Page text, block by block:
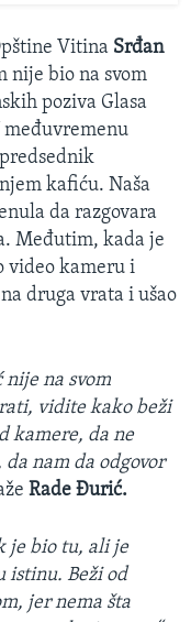
Vitina Srđan
nije bio na svom
poziva Glasa
kafiću. Naša
da razgovara
Međutim, kada je
video kameru i
druga vrata i ušao
nije na svom
vidite kako beži
kamere, da ne
nam da odgovor
Rade Đurić.
je bio tu, ali je
istinu. Beži od
jer nema šta